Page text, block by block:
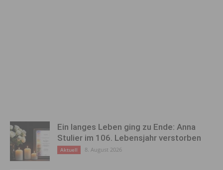
Ein langes Leben ging zu Ende: Anna
Stulier im 106. Lebensjahr verstorben
Aktuell 8. August 2026